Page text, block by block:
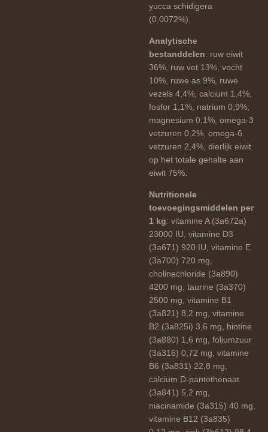
yucca schidigera
(0,0072%).
Analytische
bestanddelen: ruw eiwit
36%, ruw vet 13%, vocht
10%, ruwe as 9%, ruwe
vezels 4,4%, calcium 1,4%,
fosfor 1,1%, natrium 0,9%,
magnesium 0,1%, omega-3
vetzuren 0,2%, omega-6
vetzuren 2,4%, dierlijk eiwit
op het totale gehalte aan
eiwit 75%.
Nutritionele
toevoegingsmiddelen per
1 kg: vitamine A (3a672a)
23000 IU, vitamine D3
(3a671) 920 IU, vitamine E
(3a700) 720 mg,
cholinechloride (3a890)
4200 mg, taurine (3a370)
2500 mg, vitamine B1
(3a821) 8,2 mg, vitamine
B2 (3a825i) 3,6 mg, biotine
(3a880) 1,6 mg, foliumzuur
(3a316) 0,72 mg, vitamine
B6 (3a831) 22,8 mg,
calcium D-pantothenaat
(3a841) 5,2 mg,
niacinamide (3a315) 40 mg,
vitamine B12 (3a835)